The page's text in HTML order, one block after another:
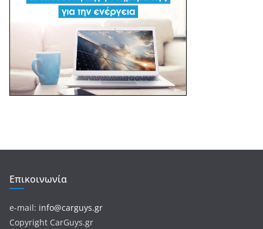
Επικοινωνία
e-mail: info@carguys.gr
Copyright CarGuys.gr